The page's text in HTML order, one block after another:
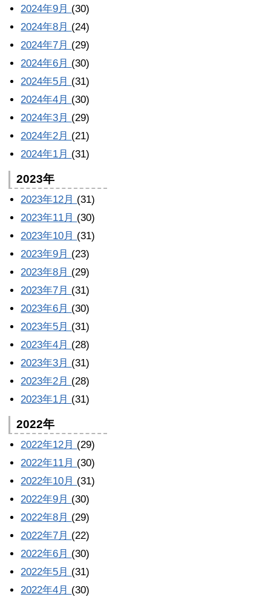
2024年9月 (30)
2024年8月 (24)
2024年7月 (29)
2024年6月 (30)
2024年5月 (31)
2024年4月 (30)
2024年3月 (29)
2024年2月 (21)
2024年1月 (31)
2023年
2023年12月 (31)
2023年11月 (30)
2023年10月 (31)
2023年9月 (23)
2023年8月 (29)
2023年7月 (31)
2023年6月 (30)
2023年5月 (31)
2023年4月 (28)
2023年3月 (31)
2023年2月 (28)
2023年1月 (31)
2022年
2022年12月 (29)
2022年11月 (30)
2022年10月 (31)
2022年9月 (30)
2022年8月 (29)
2022年7月 (22)
2022年6月 (30)
2022年5月 (31)
2022年4月 (30)